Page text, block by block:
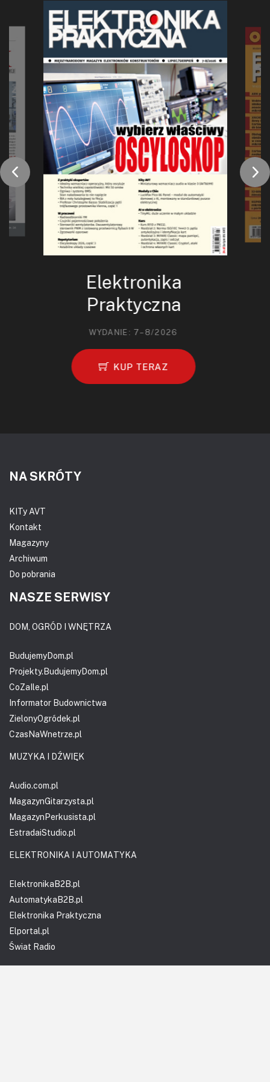
Elektronika
Praktyczna
WYDANIE: 7–8/2026
KUP TERAZ
NA SKRÓTY
KITy AVT
Kontakt
Magazyny
Archiwum
Do pobrania
NASZE SERWISY
DOM, OGRÓD I WNĘTRZA
BudujemyDom.pl
Projekty.BudujemyDom.pl
CoZaIle.pl
Informator Budownictwa
ZielonyOgródek.pl
CzasNaWnetrze.pl
MUZYKA I DŹWIĘK
Audio.com.pl
MagazynGitarzysta.pl
MagazynPerkusista.pl
EstradaiStudio.pl
ELEKTRONIKA I AUTOMATYKA
ElektronikaB2B.pl
AutomatykaB2B.pl
Elektronika Praktyczna
Elportal.pl
Świat Radio
FOTOGRAFIA, EDUKACJA I HI-TECH